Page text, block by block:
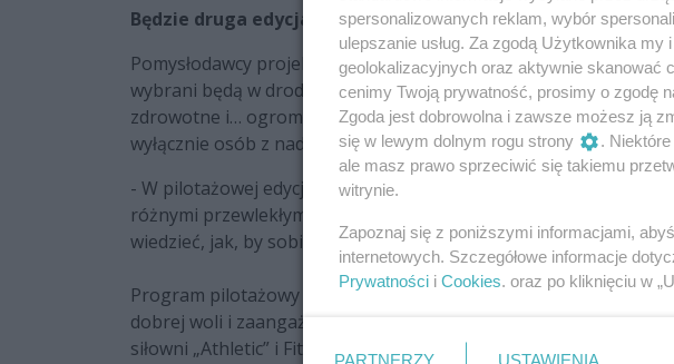
Będzie druga edycja „Zmień się na LATO/A”?
Pomysłodawcy projektu chcą wystartować z kolejną edycją
wybrani będą w drodze castingu. Do programu wejdą ci, którzy
zdrowotne i… ogromną determinację, by je pokonać. Jak
wyłącznie osób z nadwagą, bo celem nie jest wyłącznie utrata
- W pilotażowej edycji mieliśmy uczestniczkę z cukrzycą. Chodzi
różnymi przewlekłymi chorobami, że można aktywnie żyć,
wiedzieć, jak, by sobie nie zaszkodzić – przypomina Arkadiusz
Program pilotażowy nie był finansowany z funduszy
dobrej woli i zaangażowaniu pasjonatów zdrowego stylu życia.
siłowni „Athletic” i Fitnessclubu „Relaks” – Rafał Makowski i
spersonalizowanych reklam, wybór
ulepszanie usług. Za zgodą Użytkownika
geolokalizacyjnych oraz aktywnie skanować
cenimy Twoją prywatność, prosimy o zgodę
Zgoda jest dobrowolna i zawsze możesz ją
się w lewym dolnym rogu strony
.
ale masz prawo sprzeciwić się takiemu
witrynie.
Zapoznaj się z poniższymi informacjami,
internetowych. Szczegółowe informacje
Prywatności i Cookies. oraz po kliknięciu w
PARTNERZY USTAWIENIA